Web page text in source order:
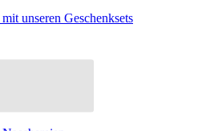
unseren Geschenksets